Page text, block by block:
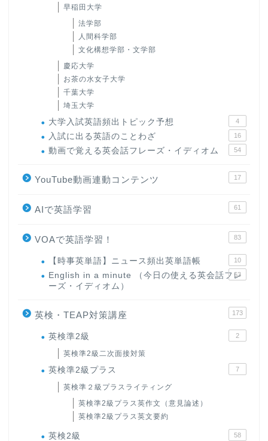
早稲田大学
法学部
人間科学部
文化構想学部・文学部
慶応大学
お茶の水女子大学
千葉大学
埼玉大学
大学入試英語頻出トピック予想 4
入試に出る英語のことわざ 16
動画で覚える英会話フレーズ・イディオム 54
YouTube動画連動コンテンツ 17
AIで英語学習 61
VOAで英語学習！ 83
【時事英単語】ニュース頻出英単語帳 10
English in a minute （今日の使える英会話フレ
ーズ・イディオム）
63
英検・TEAP対策講座 173
英検準2級 2
英検準2級二次面接対策
英検準2級プラス 7
英検準２級プラスライティング
英検準2級プラス英作文（意見論述）
英検準2級プラス英文要約
英検2級 58